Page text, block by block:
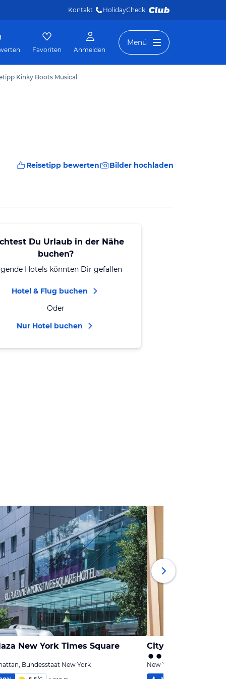
Kontakt HolidayCheck
Favoriten Anmelden
Menü
Kinky Boots Musical
Reisetipp bewerten Bilder hochladen
Du Urlaub in der Nähe
buchen?
Hotels könnten Dir gefallen
Hotel & Flug buchen
Oder
Nur Hotel buchen
New York Times Square
Bundesstaat New York
City Rooms Nyc
New York - Manhattan,